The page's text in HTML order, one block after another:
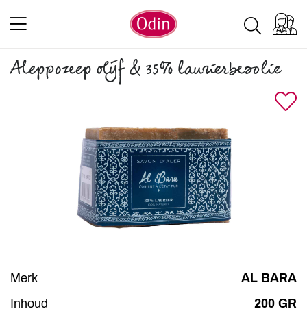
Aleppozeep olijf & 35% laurierbesolie
Merk
AL BARA
Inhoud
200 GR